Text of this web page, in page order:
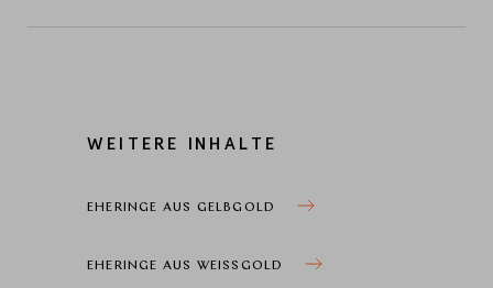
WEITERE INHALTE
EHERINGE AUS GELBGOLD
EHERINGE AUS WEISSGOLD